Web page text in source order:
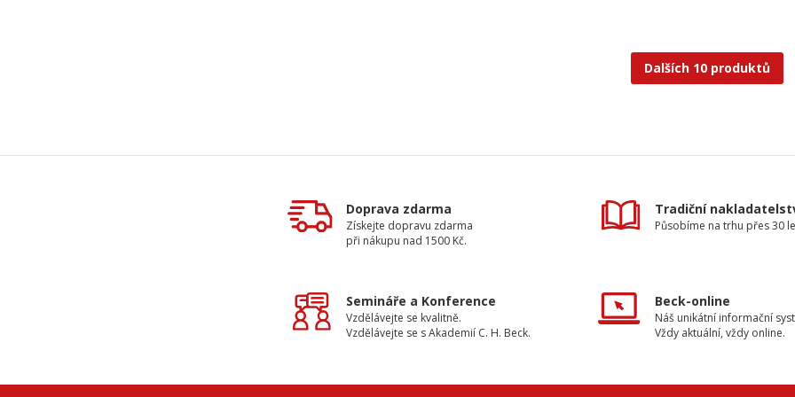
Dalších 10 produktů
Doprava zdarma
Získejte dopravu zdarma
při nákupu nad 1500 Kč.
Tradiční
Působíme na trhu přes 30
Semináře a Konference
Vzdělávejte se kvalitně.
Vzdělávejte se s Akademií C. H. Beck.
Beck-online
Náš unikátní informační
Vždy aktuální, vždy online.